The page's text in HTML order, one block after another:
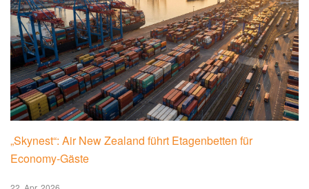
„Skynest“: Air New Zealand führt Etagenbetten für
Economy-Gäste